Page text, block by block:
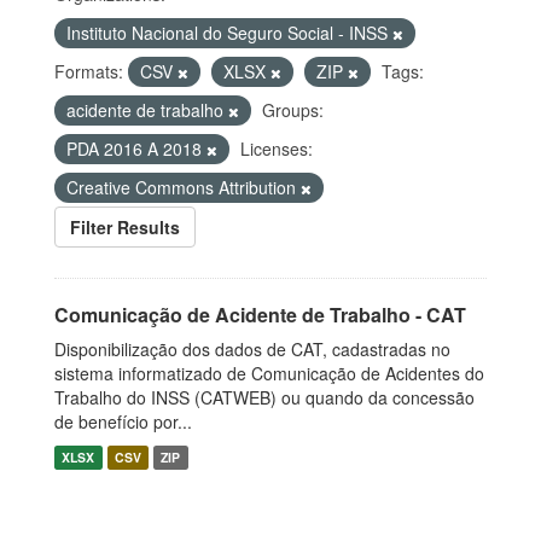
Instituto Nacional do Seguro Social - INSS
Formats:
CSV XLSX ZIP
Tags:
acidente de trabalho
Groups:
PDA 2016 A 2018
Licenses:
Creative Commons Attribution
Filter Results
Comunicação de Acidente de Trabalho - CAT
Disponibilização dos dados de CAT, cadastradas no
sistema informatizado de Comunicação de Acidentes do
Trabalho do INSS (CATWEB) ou quando da concessão
de benefício por...
XLSX CSV ZIP